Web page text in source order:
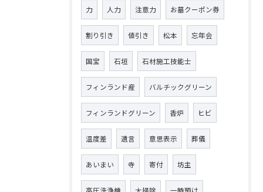
力 人力 注意力 お墓クーポン券
割り引き 値引き 松本 忘年会
国宝 石垣 石材施工技能士
フィンランド産 バルチックグリーン
フィンランドグリーン 香炉 ヒビ
温度差 遺言 意思表示 葬儀
あいまい 寺 寄付 坊主